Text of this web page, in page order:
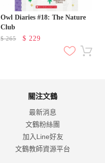
Owl Diaries #18: The Nature
Club
$265 $ 229
關注文鶴
最新消息
文鶴粉絲團
加入Line好友
文鶴教師資源平台